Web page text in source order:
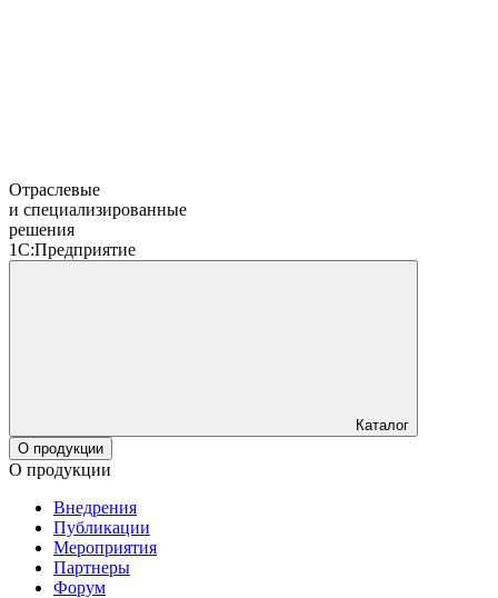
Отраслевые
и специализированные
решения
1С:Предприятие
Каталог
О продукции
О продукции
Внедрения
Публикации
Мероприятия
Партнеры
Форум